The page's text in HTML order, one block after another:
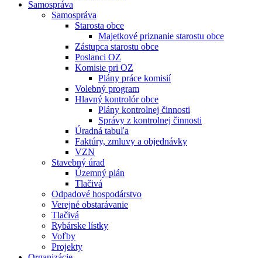
Samospráva
Samospráva
Starosta obce
Majetkové priznanie starostu obce
Zástupca starostu obce
Poslanci OZ
Komisie pri OZ
Plány práce komisií
Volebný program
Hlavný kontrolór obce
Plány kontrolnej činnosti
Správy z kontrolnej činnosti
Úradná tabuľa
Faktúry, zmluvy a objednávky
VZN
Stavebný úrad
Územný plán
Tlačivá
Odpadové hospodárstvo
Verejné obstarávanie
Tlačivá
Rybárske lístky
Voľby
Projekty